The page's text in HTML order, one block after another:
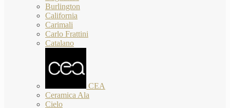
Burlington
California
Carimali
Carlo Frattini
Catalano
CEA
Ceramica Ala
Cielo